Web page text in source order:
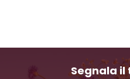
Segnala il